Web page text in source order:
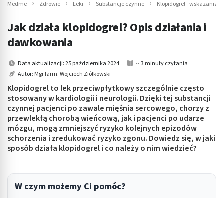
Medme Zdrowie Leki Substancje czynne Klopidogrel - wskazania,
Jak działa klopidogrel? Opis działania i
dawkowania
Data aktualizacji: 25 października 2024
~ 3 minuty czytania
Autor: Mgr farm. Wojciech Ziółkowski
Klopidogrel to lek przeciwpłytkowy szczególnie często
stosowany w kardiologii i neurologii. Dzięki tej substancji
czynnej pacjenci po zawale mięśnia sercowego, chorzy z
przewlekłą chorobą wieńcową, jak i pacjenci po udarze
mózgu, mogą zmniejszyć ryzyko kolejnych epizodów
schorzenia i zredukować ryzyko zgonu. Dowiedz się, w jaki
sposób działa klopidogrel i co należy o nim wiedzieć?
W czym możemy Ci pomóc?